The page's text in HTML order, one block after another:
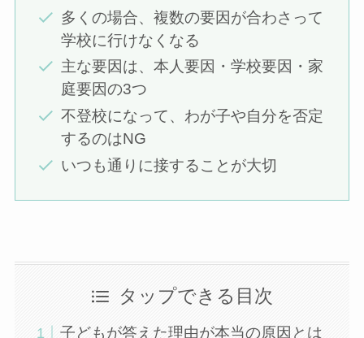
多くの場合、複数の要因が合わさって
学校に行けなくなる
主な要因は、本人要因・学校要因・家
庭要因の3つ
不登校になって、わが子や自分を否定
するのはNG
いつも通りに接することが大切
タップできる目次
子どもが答えた理由が本当の原因とは